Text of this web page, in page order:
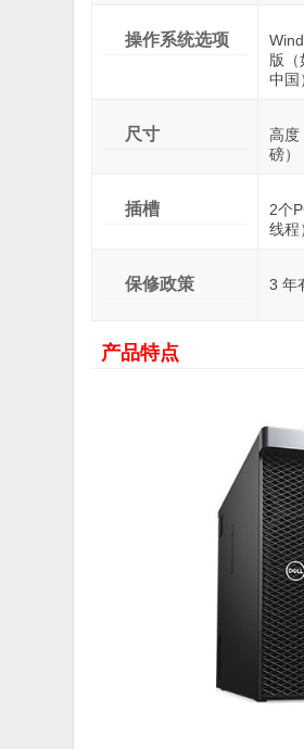
操作系统选项
版
中国
尺寸
高度
磅）
插槽
2个
线程
保修政策 3 年
产品特点